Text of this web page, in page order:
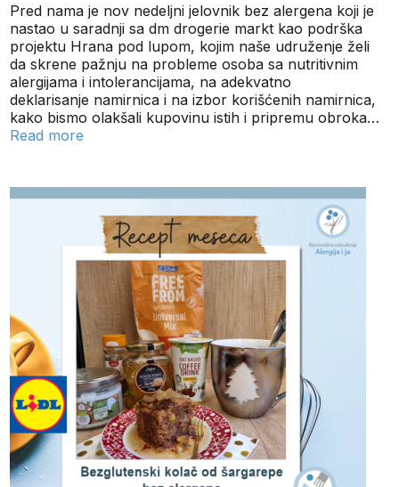
Pred nama je nov nedeljni jelovnik bez alergena koji je
nastao u saradnji sa dm drogerie markt kao podrška
projektu Hrana pod lupom, kojim naše udruženje želi
da skrene pažnju na probleme osoba sa nutritivnim
alergijama i intolerancijama, na adekvatno
deklarisanje namirnica i na izbor korišćenih namirnica,
kako bismo olakšali kupovinu istih i pripremu obroka…
Read more